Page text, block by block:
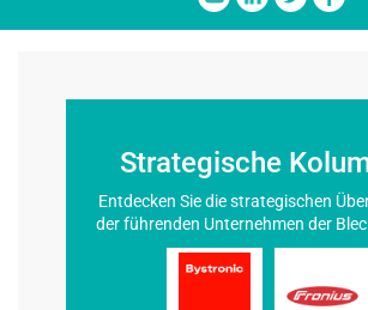
Strategische
Entdecken Sie die strategischen
der führenden Unternehmen der